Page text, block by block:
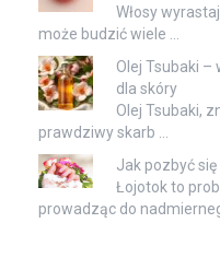
Włosy
może budzić wiele …
Olej Tsubaki –
dla skóry
Olej Tsubaki,
prawdziwy skarb …
Jak pozbyć się
Łojotok to
prowadząc do